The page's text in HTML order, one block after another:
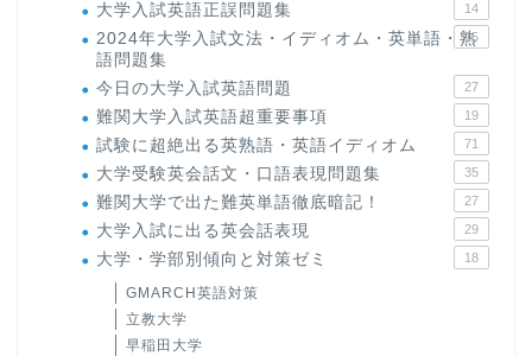
大学入試英語正誤問題集 14
2024年大学入試文法・イディオム・英単語・熟
語問題集
15
今日の大学入試英語問題 27
難関大学入試英語超重要事項 19
試験に超絶出る英熟語・英語イディオム 71
大学受験英会話文・口語表現問題集 35
難関大学で出た難英単語徹底暗記！ 27
大学入試に出る英会話表現 29
大学・学部別傾向と対策ゼミ 18
GMARCH英語対策
立教大学
早稲田大学
原田高志の”ほぼ日刊”英語
学習＆大学入試英語コラム
“シン”・英会話スピード表